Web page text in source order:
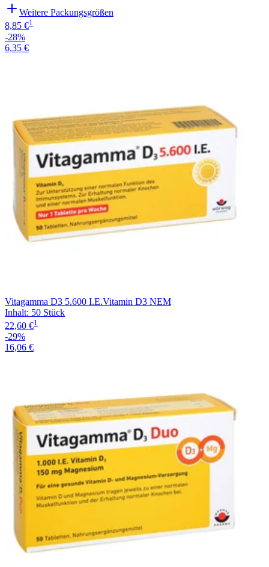
Weitere Packungsgrößen
8,85 €1
-28%
6,35 €
Vitagamma D3 5.600 I.E.Vitamin D3 NEM
Inhalt: 50 Stück
22,60 €1
-29%
16,06 €